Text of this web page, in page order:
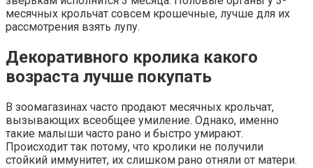
месячных крольчат совсем крошечные, лучше для их
рассмотрения взять лупу.
Декоративного кролика какого
возраста лучше покупать
В зоомагазинах часто продают месячных крольчат,
вызывающих всеобщее умиление. Однако, именно
такие малыши часто рано и быстро умирают.
Происходит так потому, что кролики не получили
стойкий иммунитет, их слишком рано отняли от матери.